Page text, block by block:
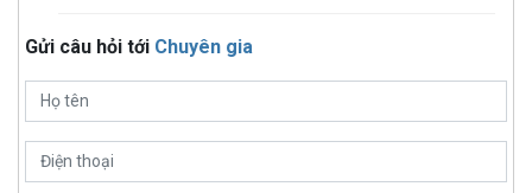
Gửi câu hỏi tới Chuyên gia